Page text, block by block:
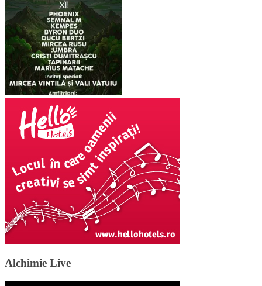
Alchimie Live